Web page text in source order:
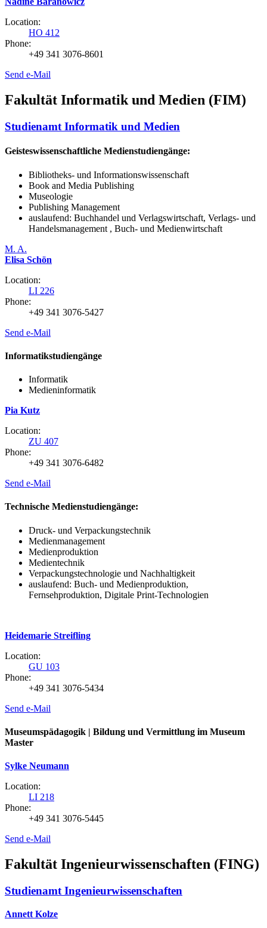
Location:
HO 412
Phone:
+49 341 3076-8601
Send e-Mail
Fakultät Informatik und Medien (FIM)
Studienamt Informatik und Medien
Geisteswissenschaftliche Medienstudiengänge:
Bibliotheks- und Informationswissenschaft
Book and Media Publishing
Museologie
Publishing Management
auslaufend: Buchhandel und Verlagswirtschaft, Verlags- und
Handelsmanagement , Buch- und Medienwirtschaft
M. A.
Elisa Schön
Location:
LI 226
Phone:
+49 341 3076-5427
Send e-Mail
Informatikstudiengänge
Informatik
Medieninformatik
Pia Kutz
Location:
ZU 407
Phone:
+49 341 3076-6482
Send e-Mail
Technische Medienstudiengänge:
Druck- und Verpackungstechnik
Medienmanagement
Medienproduktion
Medientechnik
Verpackungstechnologie und Nachhaltigkeit
auslaufend: Buch- und Medienproduktion,
Fernsehproduktion, Digitale Print-Technologien
Heidemarie Streifling
Location:
GU 103
Phone:
+49 341 3076-5434
Send e-Mail
Museumspädagogik | Bildung und Vermittlung im Museum
Master
Sylke Neumann
Location:
LI 218
Phone:
+49 341 3076-5445
Send e-Mail
Fakultät Ingenieurwissenschaften (FING)
Studienamt Ingenieurwissenschaften
Annett Kolze